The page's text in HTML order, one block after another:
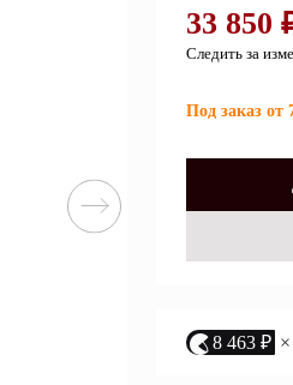
Двуспальные кровати
33 850
Следить за
Под заказ от
8 463 ₽